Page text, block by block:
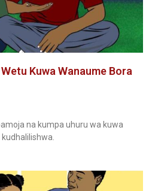
Kuwa Wanaume Bora
na kumpa uhuru wa kuwa